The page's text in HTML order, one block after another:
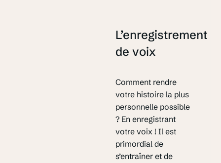
L’enregistrement
de voix
Comment rendre
votre histoire la plus
personnelle possible
? En enregistrant
votre voix ! Il est
primordial de
s’entraîner et de